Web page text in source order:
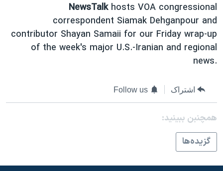
NewsTalkhosts VOA congressional
correspondent Siamak Dehganpour and
contributor Shayan Samaii for our Friday wrap-up
of the week's major U.S.-Iranian and regional
news.
اشتراک Follow us
همچنبن ببینید:
گزيده‌ها